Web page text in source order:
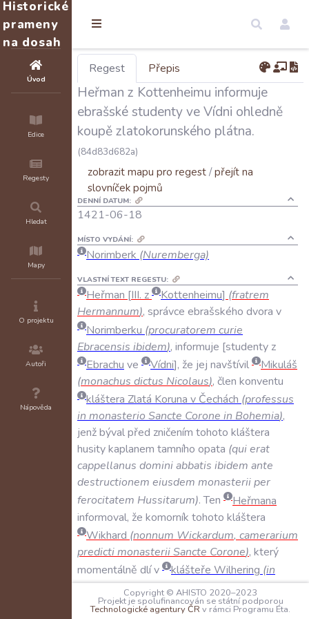
Historické
prameny
na dosah
Úvod
Edice
Regesty
Hledat
Mapy
O projektu
Autoři
Nápověda
Regest Přepis
Heřman z Kottenheimu informuje
ebrašské studenty ve Vídni ohledně
koupě zlatokorunského plátna.
(84d83d682a)
zobrazit mapu pro regest/přejít na
slovníček pojmů
DENNÍ DATUM:
1421-06-18
MÍSTO VYDÁNÍ:
Norimberk (Nuremberga)
VLASTNÍ TEXT REGESTU:
Heřman III. z Kottenheimu (fratrem
Hermannum), správce ebrašského dvora v
Norimberku (procuratorem curie
Ebracensis ibidem), informuje studenty z
Ebrachu ve Vídni , že jej navštívil
Mikuláš
(monachus dictus Nicolaus), člen konventu
kláštera Zlatá Koruna v Čechách (professus
in monasterio Sancte Corone in Bohemia),
jenžbývalpřed zničením tohoto kláštera
husitykaplanem tamního opata (quierat
cappellanus dominiabbatis ibidem ante
destructionem eiusdem monasteriiper
ferocitatem Hussitarum).Ten
Heřmana
informoval, že komorník tohoto kláštera
Wikhard (nonnum Wickardum, camerarium
predictimonasteriiSancte Corone), který
momentálně dlív klášteře Wilhering (in
monasterioinHilaria),máusebekprodeji
šest loktůplátnav ceněšesti českých grošů
Copyright © AHISTO 2020–2023
Projekt je spolufinancován se státní podporou
Technologické agentury ČR v rámci Programu Éta.